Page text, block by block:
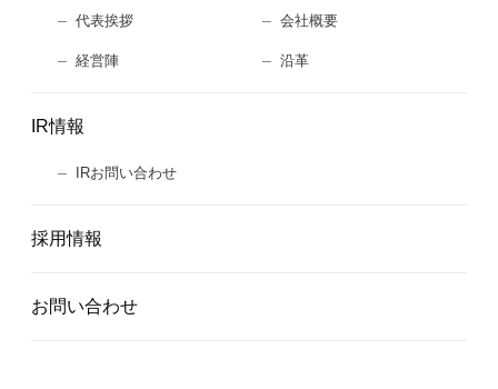
代表挨拶 会社概要
経営陣 沿革
IR情報
IRお問い合わせ
採用情報
お問い合わせ